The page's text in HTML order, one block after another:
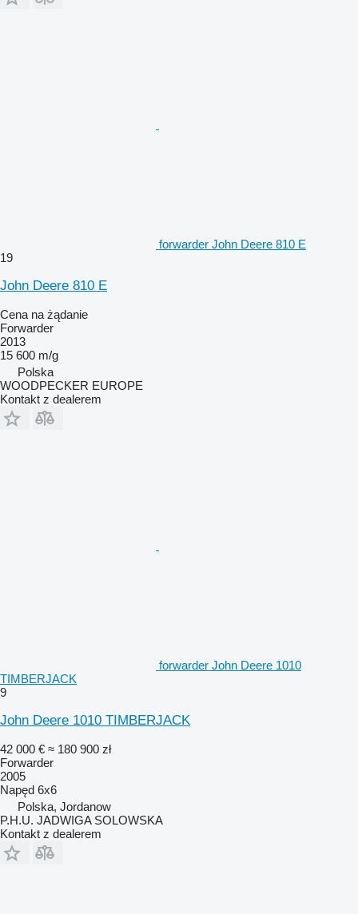
forwarder John Deere 810 E
19
John Deere 810 E
Cena na żądanie
Forwarder
2013
15 600 m/g
Polska
WOODPECKER EUROPE
Kontakt z dealerem
forwarder John Deere 1010
TIMBERJACK
9
John Deere 1010 TIMBERJACK
42 000 € ≈ 180 900 zł
Forwarder
2005
Napęd 6x6
Polska, Jordanow
P.H.U. JADWIGA SOLOWSKA
Kontakt z dealerem